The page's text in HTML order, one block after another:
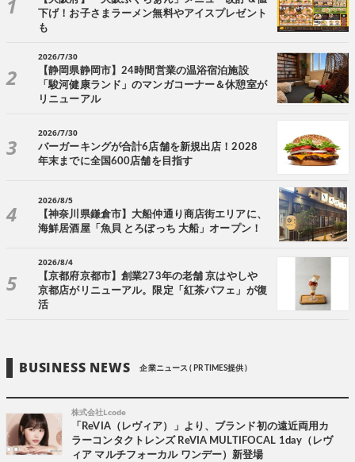
下げ！お子さまラーメン無料やアイスプレゼント
も
2026/7/30
【静岡県静岡市】24時間営業の温浴宿泊施設
「駿河健康ランド」のマンガコーナー＆休憩室が
リニューアル
2026/7/30
バーガーキングが合計6店舗を新規出店！2028
年末までに全国600店舗を目指す
2026/8/5
【神奈川県鎌倉市】大船仲通り商店街エリアに、
海鮮居酒屋「魚貝 とろぼっち 大船」オープン！
2026/8/4
【京都府京都市】創業273年の老舗 京はやしや
京都店がリニューアル。限定「紅茶パフェ」が復
活
BUSINESS NEWS 企業ニュース ( PR TIMES提供 )
株式会社Lcode
「ReVIA（レヴィア）」より、ブランド初の遠近両用カ
ラーコンタクトレンズ ReVIA MULTIFOCAL 1day（レヴ
ィア マルチフォーカル ワンデー）新登場